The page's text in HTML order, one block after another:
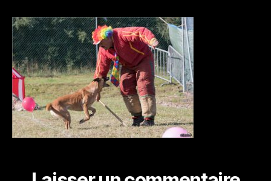
août
2017